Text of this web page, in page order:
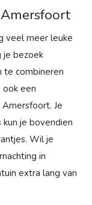
veel meer leuke
je bezoek
te combineren
ook een
Je
kun je bovendien
Wil je
in
extra lang van